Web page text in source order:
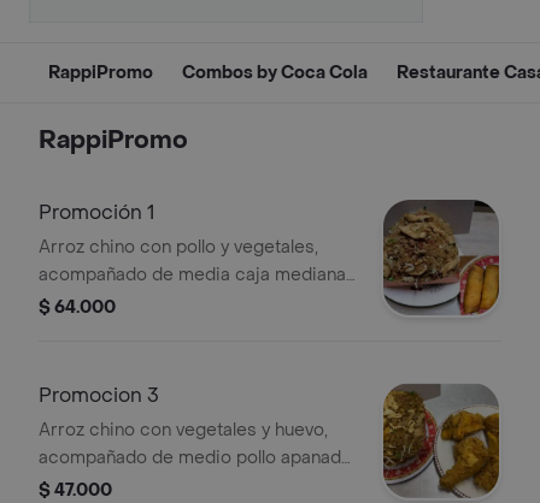
RappiPromo Combos by Coca Cola Restaurante
RappiPromo
Promoción 1
Arroz chino con pollo y vegetales,
acompañado de media caja mediana
y 4 lumpias.
$ 64.000
Promocion 3
Arroz chino con vegetales y huevo,
acompañado de medio pollo apanado.
Caja mediana.
$ 47.000